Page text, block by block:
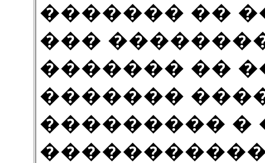
������� ��
���
������� ��
�������
��������� �